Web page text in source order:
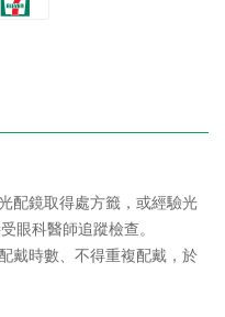
配鏡取得處方籤，或經驗光
眼科醫師追蹤檢查。
戴時數、不得重複配戴，於